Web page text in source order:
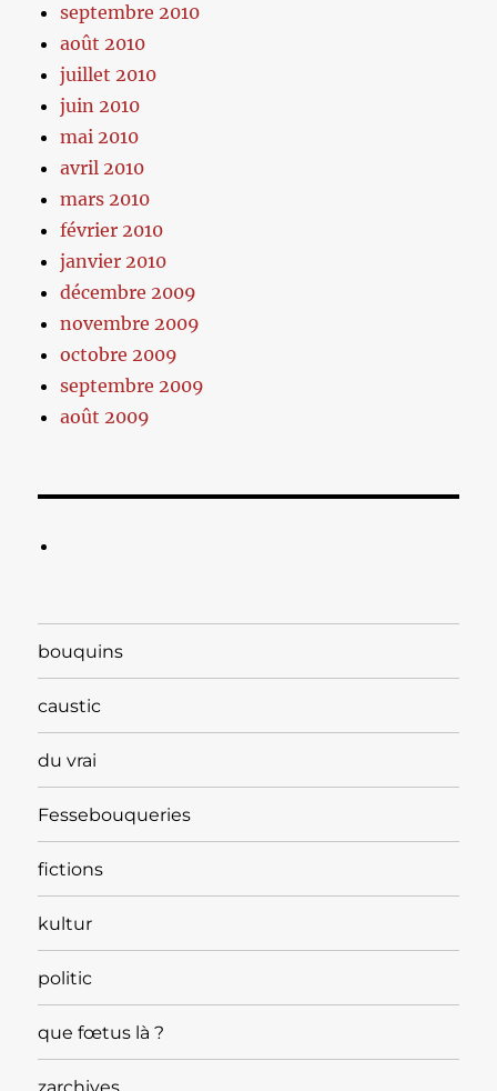
septembre 2010
août 2010
juillet 2010
juin 2010
mai 2010
avril 2010
mars 2010
février 2010
janvier 2010
décembre 2009
novembre 2009
octobre 2009
septembre 2009
août 2009
bouquins
caustic
du vrai
Fessebouqueries
fictions
kultur
politic
que fœtus là ?